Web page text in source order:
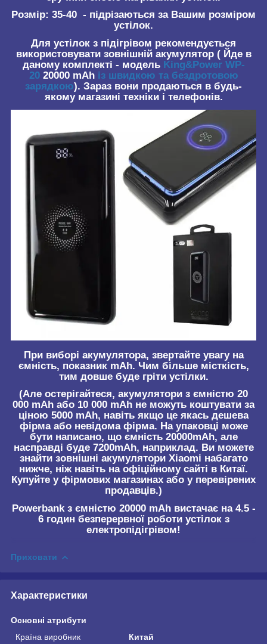
Розмір: 35-40 - підрізаються за Вашим розміром
устілок.
Для устілок з підігрівом рекомендується
використовувати зовнішній акумулятор ( Йде в
даному комплекті - модель King&Power WP-
20 20000 mAhіз швидкою та бездротовою
зарядкою). Зараз вони продаються в будь-
якому магазині техніки і телефонів.
При виборі акумулятора, звертайте увагу на
ємність, показник mAh. Чим більше місткість,
тим довше буде гріти устілки.
(Але остерігайтеся, акумулятори з ємністю 20
000 mAh або 10 000 mAh не можуть коштувати за
ціною 5000 mAh, навіть якщо це якась дешева
фірма або невідома фірма. На упаковці може
бути написано, що ємність 20000mAh, але
насправді буде 7200mAh, наприклад. Ви можете
знайти зовнішні акумулятори Xiaomi набагато
нижче, ніж навіть на офіційному сайті в Китаї.
Купуйте у фірмових магазинах або у перевірених
продавців.)
Powerbank з ємністю 20000 mAh вистачає на 4.5 -
6 годин безперервної роботи устілок з
електропідігрівом!
Приховати
Характеристики
Основні атрибути
Країна виробник
Китай